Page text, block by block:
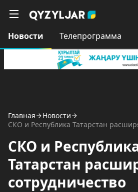
Новости Телепрограмма
Главная
Новости
СКО и Республика Татарстан
СКО и
Татарстан
сотрудничество